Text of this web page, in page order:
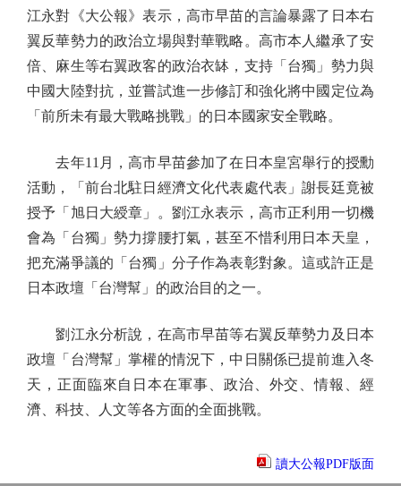
江永對《大公報》表示，高市早苗的言論暴露了日本右
翼反華勢力的政治立場與對華戰略。高市本人繼承了安
倍、麻生等右翼政客的政治衣缽，支持「台獨」勢力與
中國大陸對抗，並嘗試進一步修訂和強化將中國定位為
「前所未有最大戰略挑戰」的日本國家安全戰略。
去年11月，高市早苗參加了在日本皇宮舉行的授勳
活動，「前台北駐日經濟文化代表處代表」謝長廷竟被
授予「旭日大綬章」。劉江永表示，高市正利用一切機
會為「台獨」勢力撐腰打氣，甚至不惜利用日本天皇，
把充滿爭議的「台獨」分子作為表彰對象。這或許正是
日本政壇「台灣幫」的政治目的之一。
劉江永分析說，在高市早苗等右翼反華勢力及日本
政壇「台灣幫」掌權的情況下，中日關係已提前進入冬
天，正面臨來自日本在軍事、政治、外交、情報、經
濟、科技、人文等各方面的全面挑戰。
讀大公報PDF版面